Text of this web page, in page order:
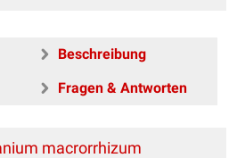
Beschreibung
Fragen & Antworten
macrorrhizum